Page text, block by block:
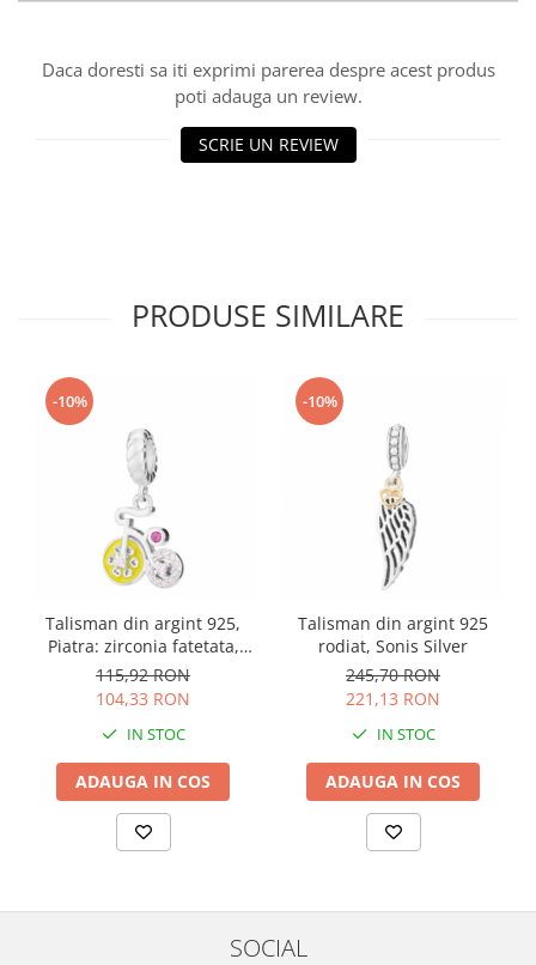
Daca doresti sa iti exprimi parerea despre acest produs
poti adauga un review.
SCRIE UN REVIEW
PRODUSE SIMILARE
-10%
Talisman din argint 925,
Piatra: zirconia fatetata,
cubic zirconia si email,
Culoare: multicolor, Sonis
Silver
115,92 RON
104,33 RON
IN STOC
ADAUGA IN COS
-10%
Talisman din argint 925
rodiat, Sonis Silver
245,70 RON
221,13 RON
IN STOC
ADAUGA IN COS
SOCIAL